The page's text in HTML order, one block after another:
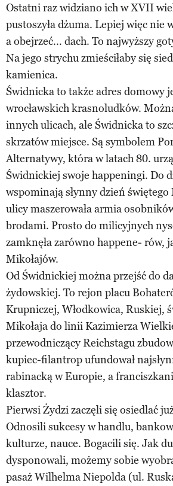
Ostatni raz widziano ich w XVII
pustoszyła dżuma. Lepiej więc nie
a obejrzeć... dach. To najwyższy
Na jego strychu zmieściłaby się
kamienica.
Świdnicka to także adres domowy
wrocławskich krasnoludków.
innych ulicach, ale Świdnicka to
skrzatów miejsce. Są symbolem
Alternatywy, która w latach 80.
Świdnickiej swoje happeningi. Do
wspominają słynny dzień świętego
ulicy maszerowała armia
brodami. Prosto do milicyjnych
zamknęła zarówno happene- rów,
Mikołajów.
Od Świdnickiej można przejść do
żydowskiej. To rejon placu
Krupniczej, Włodkowica, Ruskiej,
Mikołaja do linii Kazimierza
przewodniczący Reichstagu
kupiec-filantrop ufundował
rabinacką w Europie, a
klasztor.
Pierwsi Żydzi zaczęli się osiedlać
Odnosili sukcesy w handlu,
kulturze, nauce. Bogacili się. Jak
dysponowali, możemy sobie
pasaż Wilhelma Niepolda (ul.